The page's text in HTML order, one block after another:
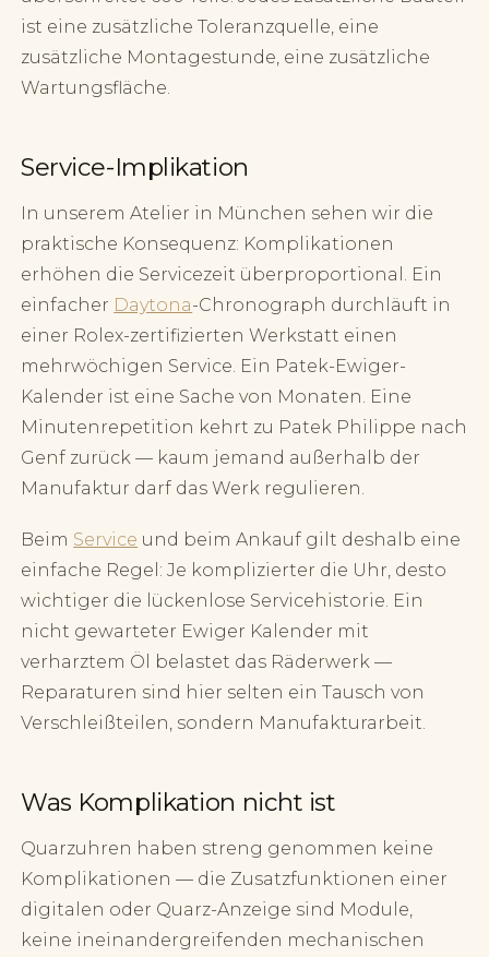
ist eine zusätzliche Toleranzquelle, eine
zusätzliche Montagestunde, eine zusätzliche
Wartungsfläche.
Service-Implikation
In unserem Atelier in München sehen wir die
praktische Konsequenz: Komplikationen
erhöhen die Servicezeit überproportional. Ein
einfacher Daytona-Chronograph durchläuft in
einer Rolex-zertifizierten Werkstatt einen
mehrwöchigen Service. Ein Patek-Ewiger-
Kalender ist eine Sache von Monaten. Eine
Minutenrepetition kehrt zu Patek Philippe nach
Genf zurück — kaum jemand außerhalb der
Manufaktur darf das Werk regulieren.
Beim Service und beim Ankauf gilt deshalb eine
einfache Regel: Je komplizierter die Uhr, desto
wichtiger die lückenlose Servicehistorie. Ein
nicht gewarteter Ewiger Kalender mit
verharztem Öl belastet das Räderwerk —
Reparaturen sind hier selten ein Tausch von
Verschleißteilen, sondern Manufakturarbeit.
Was Komplikation nicht ist
Quarzuhren haben streng genommen keine
Komplikationen — die Zusatzfunktionen einer
digitalen oder Quarz-Anzeige sind Module,
keine ineinandergreifenden mechanischen